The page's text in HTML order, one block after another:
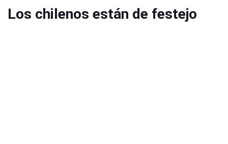
Los chilenos están de festejo